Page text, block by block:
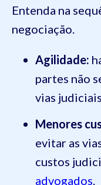
Entenda na
negociação.
Agilidade:
partes não
vias
Menores
evitar as
custos
advogados